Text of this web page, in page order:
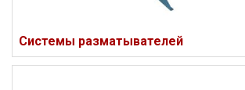
Системы разматывателей